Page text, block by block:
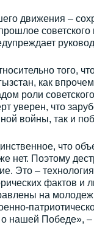
движения –
того,
как
роли
уверен, что
войны, так и
что
нет. Поэтому
Это –
фактов и
на
нашей Победе», –